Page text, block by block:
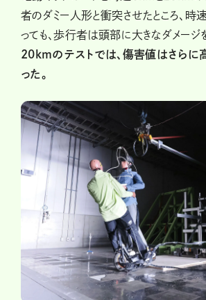
者のダミー人形と衝突させたところ、
っても、歩行者は頭部に大きなダメージ
20kmのテストでは、傷害値はさらに
った。